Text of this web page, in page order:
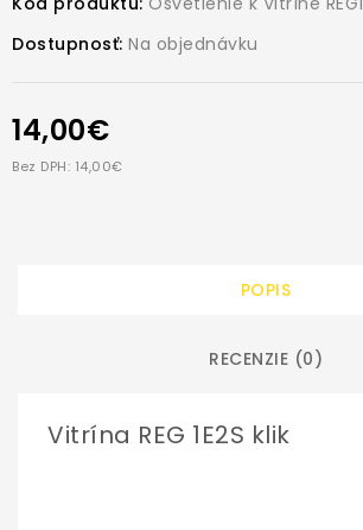
Dostupnosť: Na objednávku
14,00€
Bez DPH: 14,00€
POPIS
RECENZIE (0)
Vitrína REG 1E2S klik